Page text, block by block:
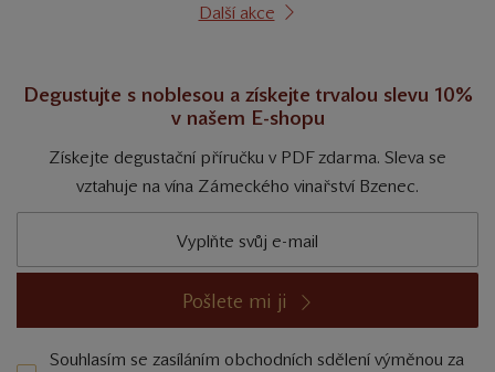
Další akce
Degustujte s noblesou a získejte trvalou slevu 10%
v našem E-shopu
Získejte degustační příručku v PDF zdarma. Sleva se
vztahuje na vína Zámeckého vinařství Bzenec.
Pošlete mi ji
Souhlasím se zasíláním obchodních sdělení výměnou za